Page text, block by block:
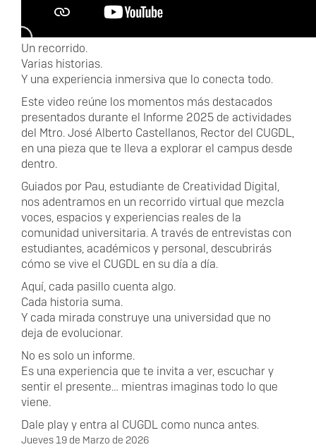
Descripción
Un recorrido.
Varias historias.
Y una experiencia inmersiva que lo conecta todo.
Este video reúne los momentos más destacados
presentados durante el Informe 2025 de actividades
del Mtro. José Alberto Castellanos, Rector del CUGDL,
en una pieza que te lleva a explorar el campus desde
dentro.
Guiados por Pau, estudiante de Creatividad Digital,
nos adentramos en un recorrido virtual que mezcla
voces, espacios y experiencias reales de la
comunidad universitaria. A través de entrevistas con
estudiantes, académicos y personal, descubrirás
cómo se vive el CUGDL en su día a día.
Aquí, cada pasillo cuenta algo.
Cada historia suma.
Y cada mirada construye una universidad que no
deja de evolucionar.
No es solo un informe.
Es una experiencia que te invita a ver, escuchar y
sentir el presente… mientras imaginas todo lo que
viene.
Dale play y entra al CUGDL como nunca antes.
Fecha
Jueves 19 de Marzo de 2026